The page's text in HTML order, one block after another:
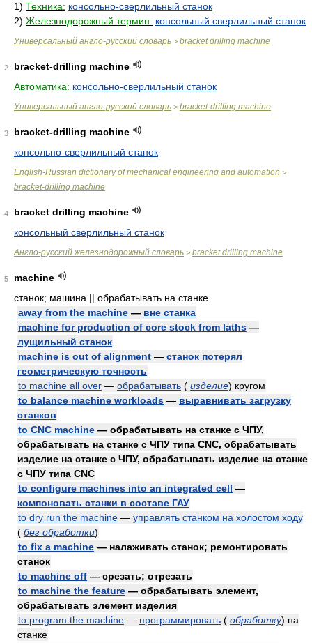
1) Техника: консольно-сверлильный станок
2) Железнодорожный термин: консольный сверлильный станок
Универсальный англо-русский словарь > bracket drilling machine
2
bracket-drilling machine
Автоматика: консольно-сверлильный станок
Универсальный англо-русский словарь > bracket-drilling machine
3
bracket-drilling machine
консольно-сверлильный станок
English-Russian dictionary of mechanical engineering and automation >
bracket-drilling machine
4
bracket drilling machine
консольный сверлильный станок
Англо-русский железнодорожный словарь > bracket drilling machine
5
machine
станок; машина || обрабатывать на станке
away from the machine — вне станка
machine for production of core stock from laths —
лущильный станок
machine is out of alignment — станок потерял
геометрическую точность
to machine all over — обрабатывать ( изделие) кругом
to balance machine workloads — выравнивать загрузку
станков
to CNC machine — обрабатывать на станке с ЧПУ,
обрабатывать на станке с ЧПУ типа CNC, обрабатывать
изделие на станке с ЧПУ, обрабатывать изделие на станке
с ЧПУ типа CNC
to configure machines into an integrated cell —
компоновать станки в составе ГАУ
to dry run the machine — управлять станком на холостом ходу
( без обработки)
to fix a machine — налаживать станок; ремонтировать
станок
to machine off — срезать; отрезать
to machine the feature — обрабатывать элемент,
обрабатывать элемент изделия
to program the machine — программировать ( обработку) на
станке